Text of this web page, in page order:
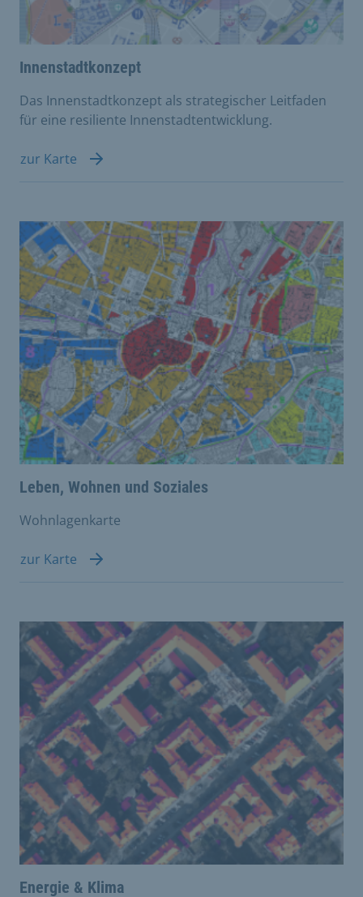
Innenstadtkonzept
Das Innenstadtkonzept als strategischer Leitfaden
für eine resiliente Innenstadtentwicklung.
zur Karte
Leben, Wohnen und Soziales
Wohnlagenkarte
zur Karte
Energie & Klima